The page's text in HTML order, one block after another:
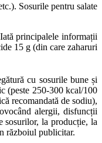
Sosurile pentru salate
principalele informații
15 g (din care zaharuri
cu sosurile bune și
(peste 250-300 kcal/100
recomandată de sodiu),
alergii, disfuncții
sosurilor, la producție, la
războiul publicitar.